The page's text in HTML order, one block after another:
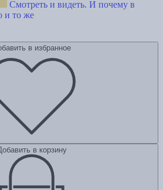
Смотреть и видеть. И почему в
и то же
в избранное
в корзину